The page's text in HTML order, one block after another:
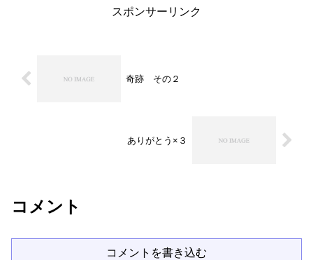
スポンサーリンク
奇跡 その２
ありがとう×３
コメント
コメントを書き込む